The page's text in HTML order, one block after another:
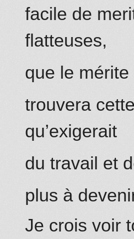
facile de
flatteuses,
que le
trouvera
qu’exigerait
du travail et
plus à
Je crois voir